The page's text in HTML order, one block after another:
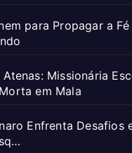
para Propagar a
Missionária
em Mala
Enfrenta Desafios